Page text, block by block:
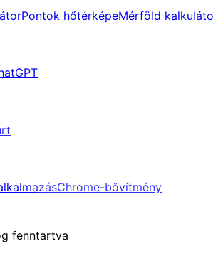
Pontok hőtérképeMérföld
Chrome-bővítmény
fenntartva